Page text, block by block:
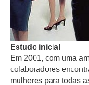
Estudo inicial
Em 2001, com uma
colaboradores
mulheres para todas